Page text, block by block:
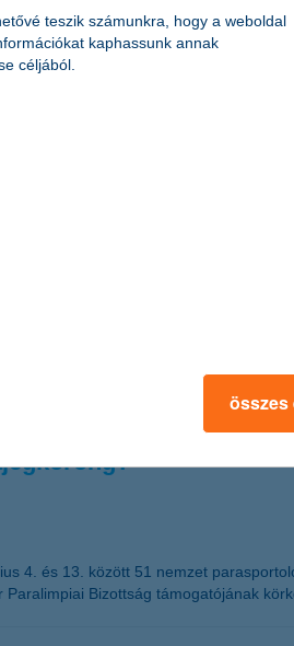
4. és 13. között 51 nemzet
Bizottság támogatójának
teszik számunkra, hogy a weboldal
kaphassunk annak
céljából.
összes